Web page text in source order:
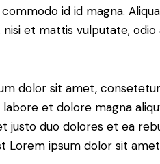
id id magna.
nisi et mattis vulputate,
dolor sit amet,
et dolore magna
justo duo dolores et ea
Lorem ipsum dolor sit